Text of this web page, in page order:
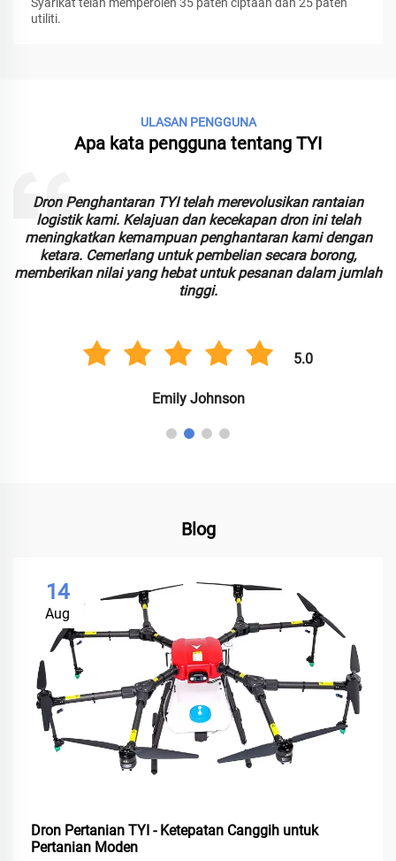
utiliti.
ULASAN PENGGUNA
Apa kata pengguna tentang TYI
Dron FPV TYI telah melebihi jangkaan kami dengan
prestasi yang unggul dan pengalaman penerbangan
mendalam. Sesuai untuk pengadaan secara borong,
menawarkan kualiti yang luar biasa pada harga
yang kompetitif.
Blog
14
Aug
Dron Pertanian TYI - Ketepatan Canggih untuk
Pertanian Moden